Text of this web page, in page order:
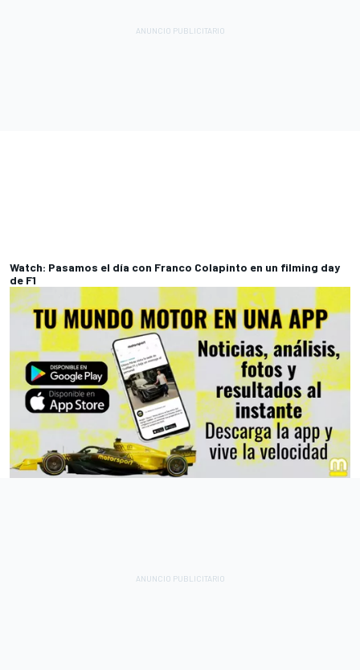
Watch: Pasamos el día con Franco Colapinto en un filming day
de F1